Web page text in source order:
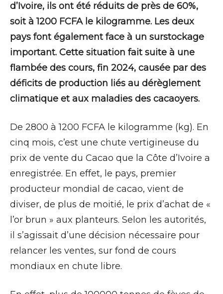
d’Ivoire, ils ont été réduits de près de 60%,
soit à 1200 FCFA le kilogramme. Les deux
pays font également face à un surstockage
important. Cette situation fait suite à une
flambée des cours, fin 2024, causée par des
déficits de production liés au dérèglement
climatique et aux maladies des cacaoyers.
De 2800 à 1200 FCFA le kilogramme (kg). En
cinq mois, c’est une chute vertigineuse du
prix de vente du Cacao que la Côte d’Ivoire a
enregistrée. En effet, le pays, premier
producteur mondial de cacao, vient de
diviser, de plus de moitié, le prix d’achat de «
l’or brun » aux planteurs. Selon les autorités,
il s’agissait d’une décision nécessaire pour
relancer les ventes, sur fond de cours
mondiaux en chute libre.